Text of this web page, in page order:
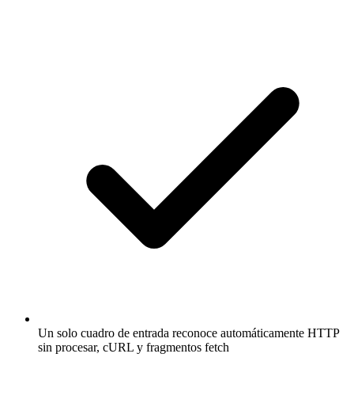
Un solo cuadro de entrada reconoce automáticamente HTTP
sin procesar, cURL y fragmentos fetch